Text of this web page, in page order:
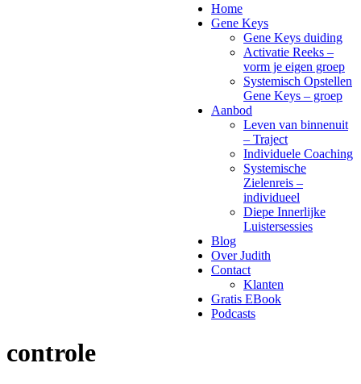
Home
Gene Keys
Gene Keys duiding
Activatie Reeks –
vorm je eigen groep
Systemisch Opstellen
Gene Keys – groep
Aanbod
Leven van binnenuit
– Traject
Individuele Coaching
Systemische
Zielenreis –
individueel
Diepe Innerlijke
Luistersessies
Blog
Over Judith
Contact
Klanten
Gratis EBook
Podcasts
controle